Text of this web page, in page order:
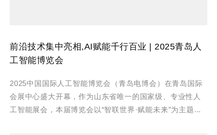
前沿技术集中亮相,AI赋能千行百业 | 2025青岛人
工智能博览会
2025中国国际人工智能博览会（青岛电博会）在青岛国际
会展中心盛大开幕，作为山东省唯一的国家级、专业性人
工智能展会，本届博览会以“智联世界·赋能未来”为主题...